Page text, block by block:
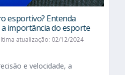
esportivo? Entenda
importância do esporte
atualização: 02/12/2024
e velocidade, a